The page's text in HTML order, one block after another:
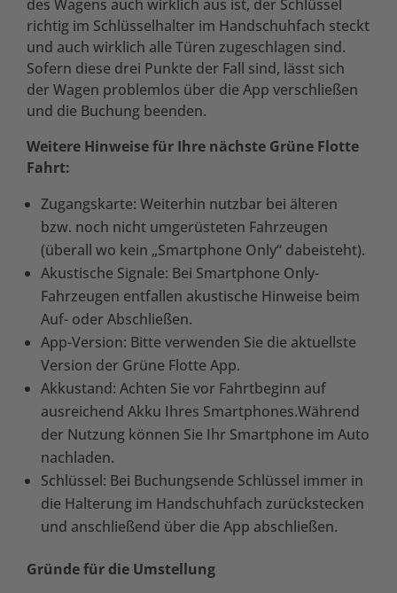
des Wagens auch wirklich aus ist, der Schlüssel
richtig im Schlüsselhalter im Handschuhfach steckt
und auch wirklich alle Türen zugeschlagen sind.
Sofern diese drei Punkte der Fall sind, lässt sich
der Wagen problemlos über die App verschließen
und die Buchung beenden.
Weitere Hinweise für Ihre nächste Grüne Flotte
Fahrt:
Zugangskarte: Weiterhin nutzbar bei älteren
bzw. noch nicht umgerüsteten Fahrzeugen
(überall wo kein „Smartphone Only“ dabeisteht).
Akustische Signale: Bei Smartphone Only-
Fahrzeugen entfallen akustische Hinweise beim
Auf- oder Abschließen.
App-Version: Bitte verwenden Sie die aktuellste
Version der Grüne Flotte App.
Akkustand: Achten Sie vor Fahrtbeginn auf
ausreichend Akku Ihres Smartphones.Während
der Nutzung können Sie Ihr Smartphone im Auto
nachladen.
Schlüssel: Bei Buchungsende Schlüssel immer in
die Halterung im Handschuhfach zurückstecken
und anschließend über die App abschließen.
Gründe für die Umstellung